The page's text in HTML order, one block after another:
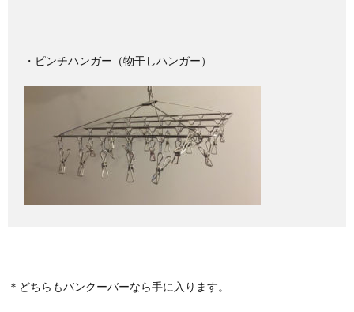
・ピンチハンガー（物干しハンガー）
＊どちらもバンクーバーなら手に入ります。